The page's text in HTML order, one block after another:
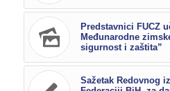
Predstavnici FUCZ
Međunarodne
sigurnost i zaštita”
Sažetak Redovnog